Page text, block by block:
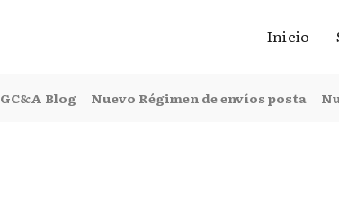
Inicio
GC&A Blog Nuevo Régimen de envíos posta